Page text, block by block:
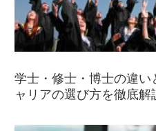
学士・修士・博士の違い
ャリアの選び方を徹底解